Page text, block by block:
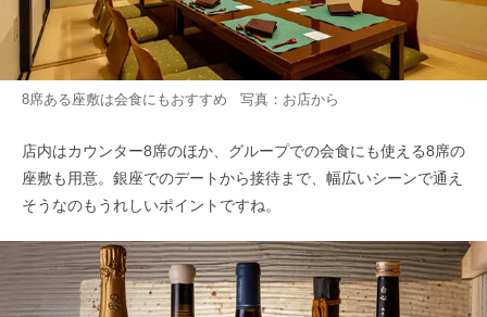
8席ある座敷は会食にもおすすめ 写真：お店から
店内はカウンター8席のほか、グループでの会食にも使える8席の
座敷も用意。銀座でのデートから接待まで、幅広いシーンで通え
そうなのもうれしいポイントですね。